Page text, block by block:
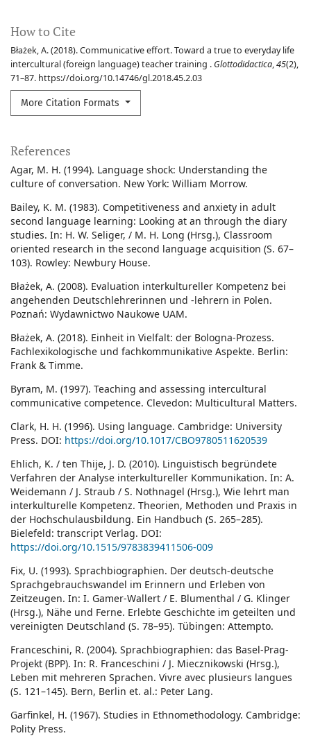
How to Cite
Błażek, A. (2018). Communicative effort. Toward a true to everyday life
intercultural (foreign language) teacher training . Glottodidactica,45(2),
71–87. https://doi.org/10.14746/gl.2018.45.2.03
More Citation Formats
References
Agar, M. H. (1994). Language shock: Understanding the
culture of conversation. New York: William Morrow.
Bailey, K. M. (1983). Competitiveness and anxiety in adult
second language learning: Looking at an through the diary
studies. In: H. W. Seliger, / M. H. Long (Hrsg.), Classroom
oriented research in the second language acquisition (S. 67–
103). Rowley: Newbury House.
Błażek, A. (2008). Evaluation interkultureller Kompetenz bei
angehenden Deutschlehrerinnen und -lehrern in Polen.
Poznań: Wydawnictwo Naukowe UAM.
Błażek, A. (2018). Einheit in Vielfalt: der Bologna-Prozess.
Fachlexikologische und fachkommunikative Aspekte. Berlin:
Frank & Timme.
Byram, M. (1997). Teaching and assessing intercultural
communicative competence. Clevedon: Multicultural Matters.
Clark, H. H. (1996). Using language. Cambridge: University
Press. DOI: https://doi.org/10.1017/CBO9780511620539
Ehlich, K. / ten Thije, J. D. (2010). Linguistisch begründete
Verfahren der Analyse interkultureller Kommunikation. In: A.
Weidemann / J. Straub / S. Nothnagel (Hrsg.), Wie lehrt man
interkulturelle Kompetenz. Theorien, Methoden und Praxis in
der Hochschulausbildung. Ein Handbuch (S. 265–285).
Bielefeld: transcript Verlag. DOI:
https://doi.org/10.1515/9783839411506-009
Fix, U. (1993). Sprachbiographien. Der deutsch-deutsche
Sprachgebrauchswandel im Erinnern und Erleben von
Zeitzeugen. In: I. Gamer-Wallert / E. Blumenthal / G. Klinger
(Hrsg.), Nähe und Ferne. Erlebte Geschichte im geteilten und
vereinigten Deutschland (S. 78–95). Tübingen: Attempto.
Franceschini, R. (2004). Sprachbiographien: das Basel-Prag-
Projekt (BPP). In: R. Franceschini / J. Miecznikowski (Hrsg.),
Leben mit mehreren Sprachen. Vivre avec plusieurs langues
(S. 121–145). Bern, Berlin et. al.: Peter Lang.
Garfinkel, H. (1967). Studies in Ethnomethodology. Cambridge:
Polity Press.